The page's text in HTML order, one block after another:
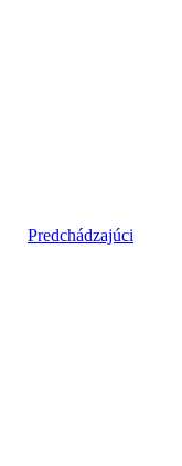
Predchádzajúci